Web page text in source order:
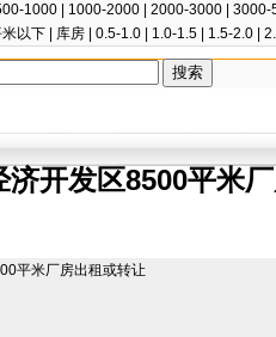
1000 1000-2000 2000-3000
3000-
以下 库房 0.5-1.0 1.0-1.5 1.5-2.0
济开发区8500平米
平米厂房出租或转让